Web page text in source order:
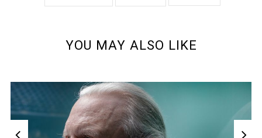
YOU MAY ALSO LIKE